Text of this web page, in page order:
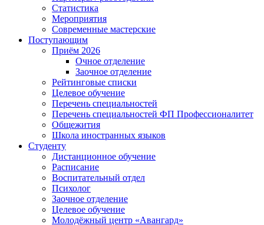
Статистика
Мероприятия
Современные мастерские
Поступающим
Приём 2026
Очное отделение
Заочное отделение
Рейтинговые списки
Целевое обучение
Перечень специальностей
Перечень специальностей ФП Профессионалитет
Общежития
Школа иностранных языков
Студенту
Дистанционное обучение
Расписание
Воспитательный отдел
Психолог
Заочное отделение
Целевое обучение
Молодёжный центр «Авангард»